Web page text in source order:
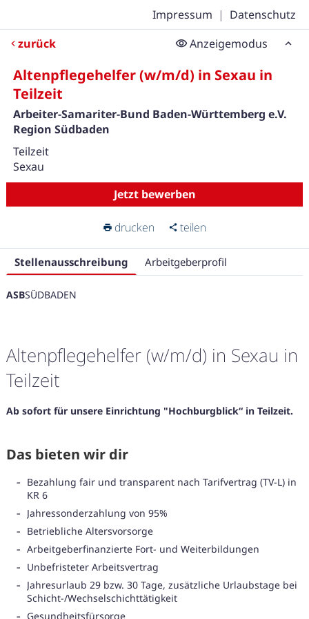
Impressum | Datenschutz
zurück
Anzeigemodus
Altenpflegehelfer (w/m/d) in Sexau in
Teilzeit
Arbeiter-Samariter-Bund Baden-Württemberg e.V.
Region Südbaden
Teilzeit
Sexau
Jetzt bewerben
drucken teilen
Stellenausschreibung Arbeitgeberprofil
ASBSÜDBADEN
Altenpflegehelfer (w/m/d) in Sexau in
Teilzeit
Ab sofort für unsere Einrichtung "Hochburgblick“ in Teilzeit.
Das bieten wir dir
Bezahlung fair und transparent nach Tarifvertrag (TV-L) in
KR 6
Jahressonderzahlung von 95%
Betriebliche Altersvorsorge
Arbeitgeberfinanzierte Fort- und Weiterbildungen
Unbefristeter Arbeitsvertrag
Jahresurlaub 29 bzw. 30 Tage, zusätzliche Urlaubstage bei
Schicht-/Wechselschichttätigkeit
Gesundheitsfürsorge
Karte anzeigen